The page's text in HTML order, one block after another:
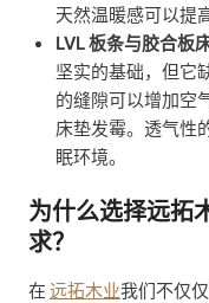
天然温暖感可以提
LVL 板条与胶合板
坚实的基础，但它
的缝隙可以增加空
床垫发霉。透气性
眠环境。
为什么选择远拓
求？
在 远拓木业我们不仅